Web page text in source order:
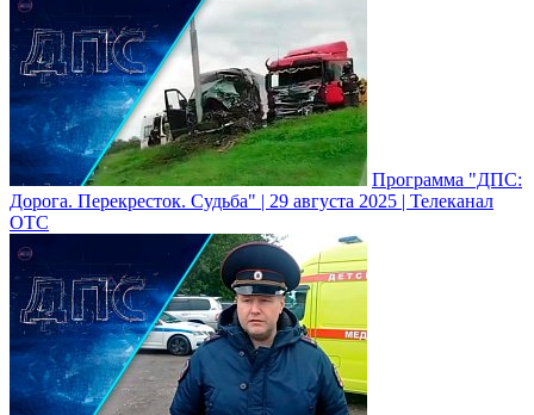
Программа "ДПС:
Дорога. Перекресток. Судьба" | 29 августа 2025 | Телеканал
ОТС